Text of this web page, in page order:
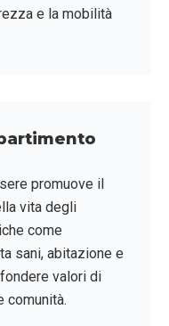
e la mobilità
promuove il
vita degli
come
sani, abitazione e
valori di
comunità.